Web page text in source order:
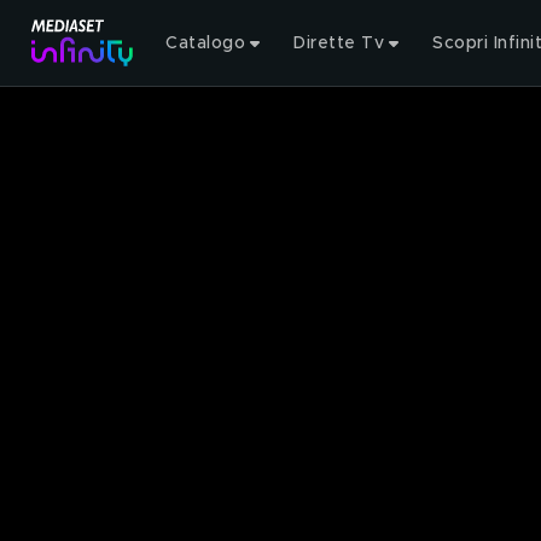
Catalogo Dirette Tv Scopri